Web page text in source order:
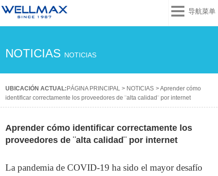
导航菜单
NOTICIAS NOTICIAS
UBICACIÓN ACTUAL: PÁGINA PRINCIPAL > NOTICIAS >Aprender cómo
identificar correctamente los proveedores de ¨alta calidad¨ por internet
Aprender cómo identificar correctamente los
proveedores de ¨alta calidad¨ por internet
La pandemia de COVID-19 ha sido el mayor desafío